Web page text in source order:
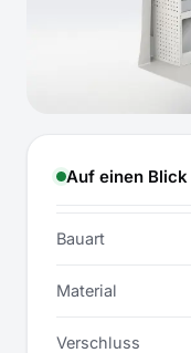
Auf einen Blick
Bauart
Material
Verschluss